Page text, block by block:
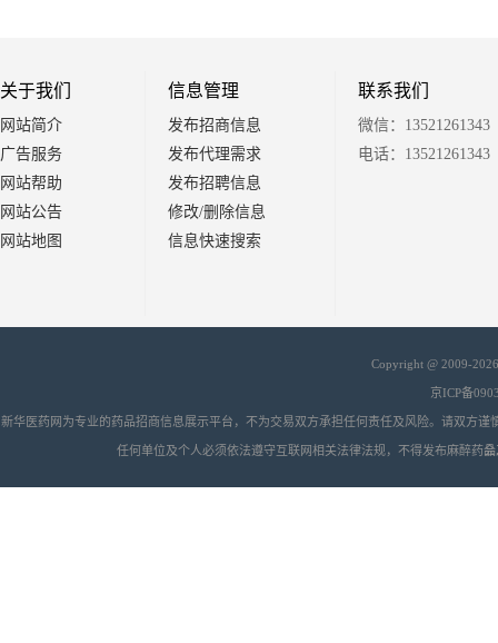
关于我们
网站简介
广告服务
网站帮助
网站公告
网站地图
信息管理
发布招商信息
发布代理需求
发布招聘信息
修改/删除信息
信息快速搜索
联系我们
微信：13521261343
电话：13521261343
Copyright @ 2009-
京ICP备
新华医药网为专业的药品招商信息展示平台，不为交易双方承担任何责任及风险。请双方
会
任何单位及个人必须依法遵守互联网相关法律法规，不得发布麻醉药